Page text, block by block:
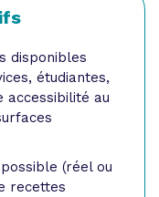
disponibles
étudiantes,
accessibilité au
(réel ou
recettes